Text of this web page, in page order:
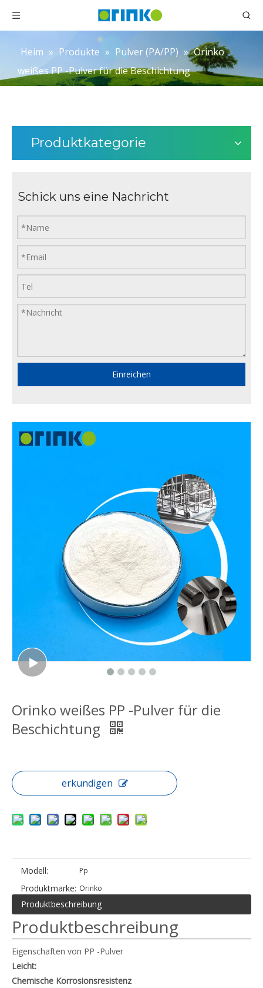
Heim » Produkte » Pulver (PA/PP) » Orinko
weißes PP -Pulver für die Beschichtung
Produktkategorie
Schick uns eine Nachricht
Einreichen
Orinko weißes PP -Pulver für die
Beschichtung
erkundigen
Modell: Pp
Produktmarke: Orinko
Produktbeschreibung
Produktbeschreibung
Eigenschaften von PP -Pulver
Leicht:
Chemische Korrosionsresistenz